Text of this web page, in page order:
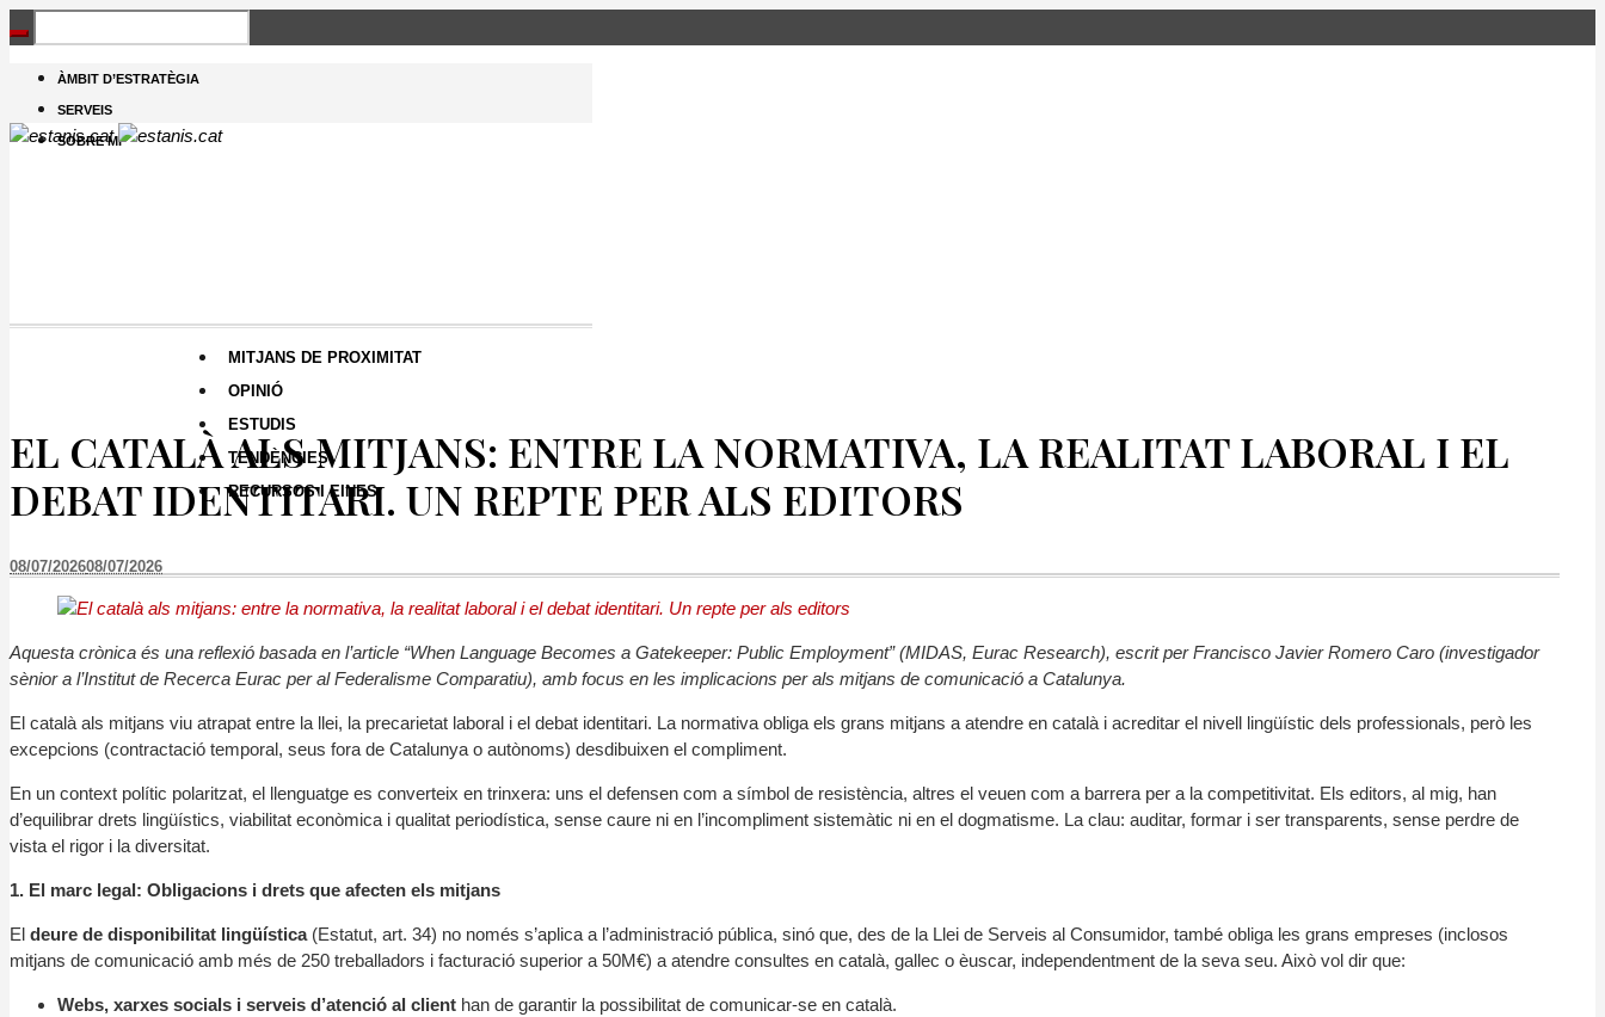
ÀMBIT D’ESTRATÈGIA
SERVEIS
SOBRE MI
MITJANS DE PROXIMITAT
OPINIÓ
ESTUDIS
TENDÈNCIES
RECURSOS I EINES
EL CATALÀ ALS MITJANS: ENTRE LA NORMATIVA, LA REALITAT LABORAL I EL
DEBAT IDENTITARI. UN REPTE PER ALS EDITORS
08/07/202608/07/2026
Aquesta crònica és una reflexió basada en l’article “When Language Becomes a Gatekeeper: Public Employment” (MIDAS, Eurac Research), escrit per Francisco Javier Romero Caro (investigador
sènior a l’Institut de Recerca Eurac per al Federalisme Comparatiu), amb focus en les implicacions per als mitjans de comunicació a Catalunya.
El català als mitjans viu atrapat entre la llei, la precarietat laboral i el debat identitari. La normativa obliga els grans mitjans a atendre en català i acreditar el nivell lingüístic dels professionals, però les
excepcions (contractació temporal, seus fora de Catalunya o autònoms) desdibuixen el compliment.
En un context polític polaritzat, el llenguatge es converteix en trinxera: uns el defensen com a símbol de resistència, altres el veuen com a barrera per a la competitivitat. Els editors, al mig, han
d’equilibrar drets lingüístics, viabilitat econòmica i qualitat periodística, sense caure ni en l’incompliment sistemàtic ni en el dogmatisme. La clau: auditar, formar i ser transparents, sense perdre de
vista el rigor i la diversitat.
1. El marc legal: Obligacions i drets que afecten els mitjans
El deure de disponibilitat lingüística(Estatut, art. 34) no només s’aplica a l’administració pública, sinó que, des de la Llei de Serveis al Consumidor, també obliga les grans empreses (inclosos
mitjans de comunicació amb més de 250 treballadors i facturació superior a 50M€) a atendre consultes en català, gallec o èuscar, independentment de la seva seu. Això vol dir que:
Webs, xarxes socials i serveis d’atenció al client han de garantir la possibilitat de comunicar-se en català.